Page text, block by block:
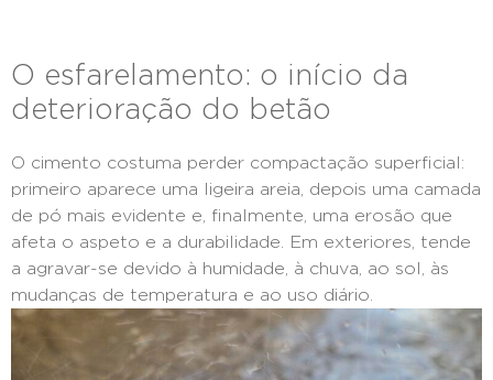
O esfarelamento: o início da
deterioração do betão
O cimento costuma perder compactação superficial:
primeiro aparece uma ligeira areia, depois uma camada
de pó mais evidente e, finalmente, uma erosão que
afeta o aspeto e a durabilidade. Em exteriores, tende
a agravar-se devido à humidade, à chuva, ao sol, às
mudanças de temperatura e ao uso diário.